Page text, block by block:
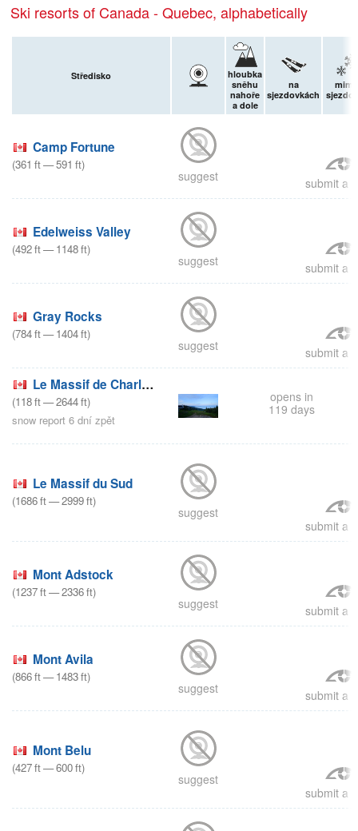
Ski resorts of Canada - Quebec, alphabetically
Středisko
hloubka
sněhu
nahoře
a dole
na
sjezdovkách
mimo
Camp Fortune
(361 ft—591 ft)
suggest submit a
Edelweiss Valley
(492ft—1148ft)
suggest submit a
Gray Rocks
(784ft—1404ft)
suggest submit a
Le Massif de Charlevoix
(118ft—2644ft)
snow report 6 dní zpět
opens in
119 days
Le Massif du Sud
(1686ft—2999ft)
suggest
submit a
Mont Adstock
(1237ft—2336ft)
suggest submit a
Mont Avila
(866ft—1483ft)
suggest submit a
Mont Belu
(427ft—600ft)
suggest
submit a